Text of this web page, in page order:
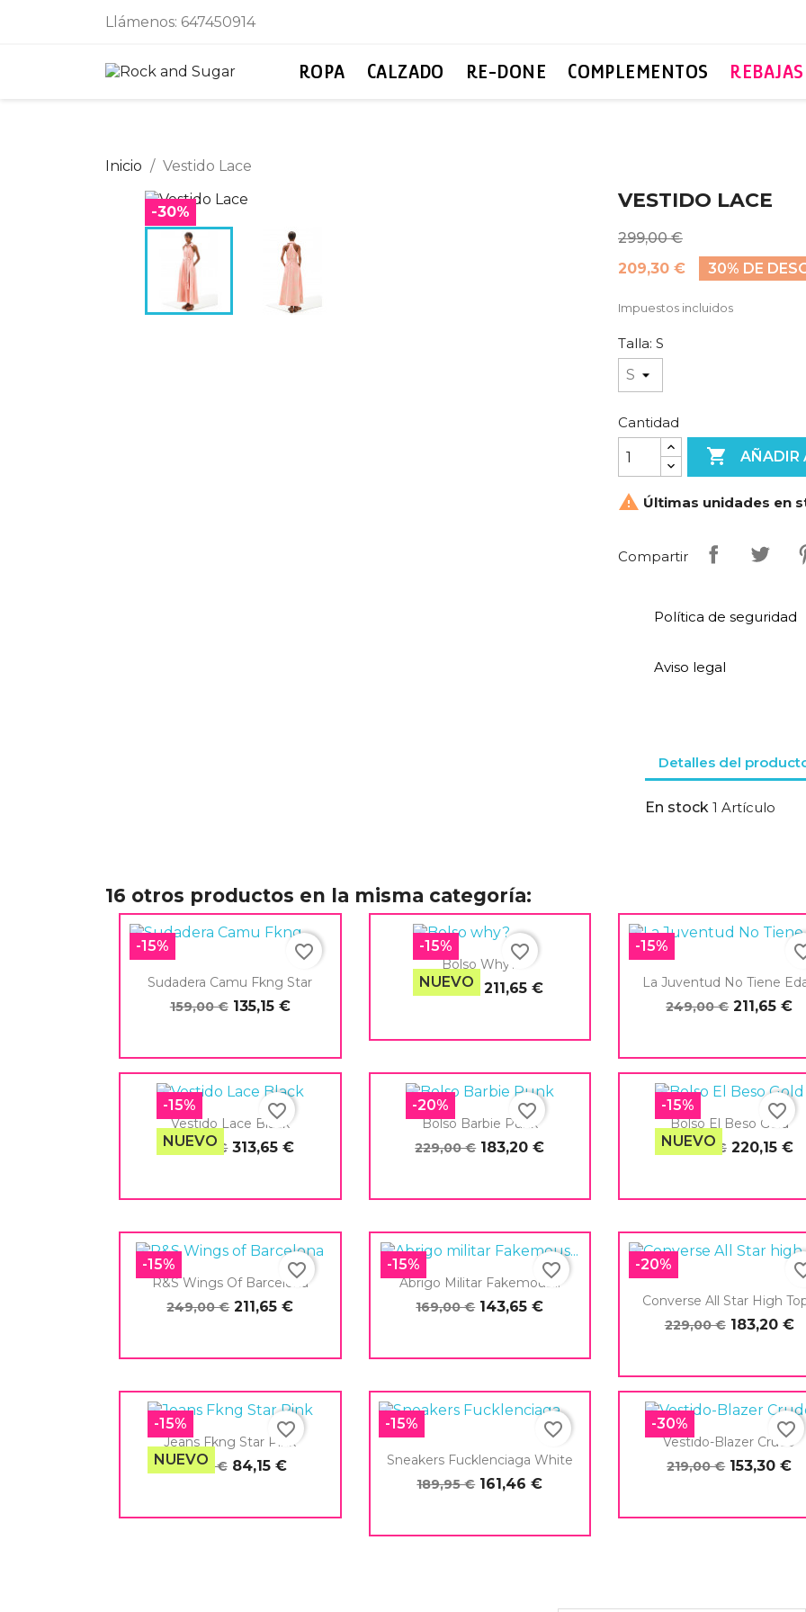
Llámenos: 647450914
ROPA CALZADO RE-DONE COMPLEMENTOS REBAJAS
Inicio Vestido Lace
-30% VESTIDO LACE
299,00 €
209,30 €
30% DE
Impuestos incluidos
Talla: S
Cantidad
 AÑADIR
 Últimas unidades en
Compartir
Política de seguridad
Aviso legal
Detalles del
En stock 1 Artículo
16 otros productos en la misma categoría:
Sudadera Camu Fkng Star
159,00 € 135,15 €
-15% favorite_border
Bolso Why?
249,00 €
211,65 €
-15%
NUEVO
favorite_border
La Juventud No Tiene
249,00 € 211,65 €
-15%
Vestido Lace Black
369,00 € 313,65 €
-15%
NUEVO
favorite_border
Bolso Barbie Punk
229,00 € 183,20 €
-20% favorite_border
Bolso El Beso Gold
259,00 € 220,15 €
-15%
NUEVO
favorite_border
R&S Wings Of Barcelona
249,00 € 211,65 €
-15% favorite_border
Abrigo Militar Fakemous...
169,00 € 143,65 €
-15% favorite_border
Converse All Star High
229,00 € 183,20 €
-20%
Jeans Fkng Star Pink
99,00 € 84,15 €
-15%
NUEVO
favorite_border
Sneakers Fucklenciaga White
189,95 € 161,46 €
-15% favorite_border
Vestido-Blazer Crudo
219,00 € 153,30 €
-30% favorite_border
Crear lista de deseos
Nombre de la lista de deseos
Crear lista de deseos